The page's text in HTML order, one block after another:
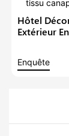
Hôtel
Extérieur
Meubles
Enquête